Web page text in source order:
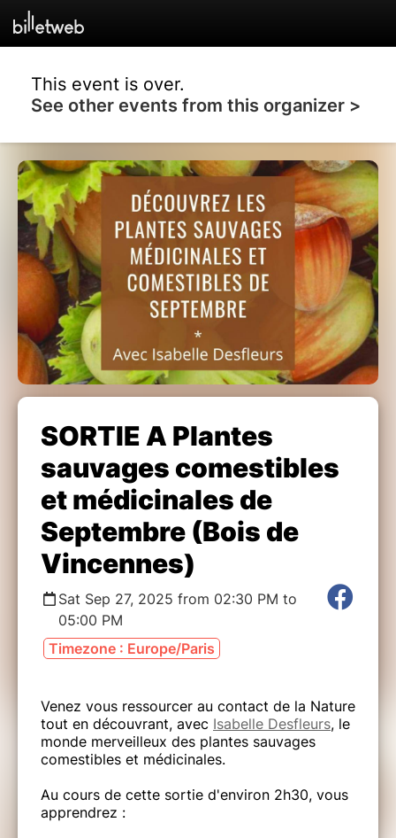
This event is over.
See other events from this organizer >
SORTIE A Plantes
sauvages comestibles
et médicinales de
Septembre (Bois de
Vincennes)
Sat Sep 27, 2025 from 02:30 PM to
05:00 PM
Timezone : Europe/Paris
Venez vous ressourcer au contact de la Nature
tout en découvrant, avec Isabelle Desfleurs, le
monde merveilleux des plantes sauvages
comestibles et médicinales.
Au cours de cette sortie d'environ 2h30, vous
apprendrez :